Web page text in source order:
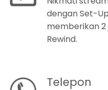
dengan Set-
memberikan 2
Rewind.
Telepon